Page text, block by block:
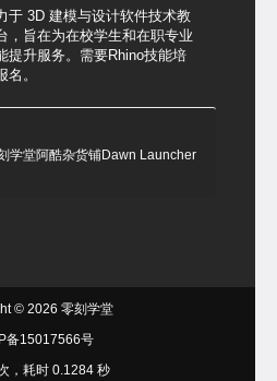
于 3D 建模与设计软件技术教
，旨在为在校学生和在职专业
提升服务。需要Rhino技能培
。
学堂阿酷杂货铺Dawn Launcher
© 2026 零刻学堂
备15017566号
，耗时 0.1284 秒